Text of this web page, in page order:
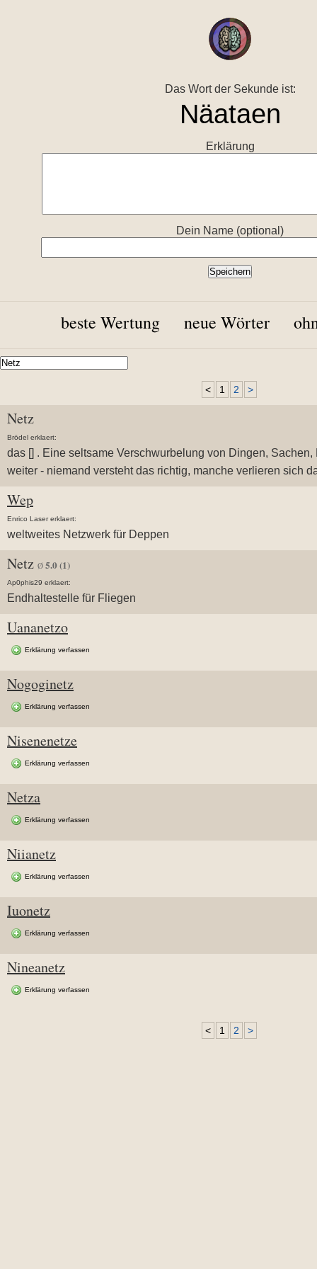
Das Wort der Sekunde ist:
Erklärung
Dein Name (optional)
beste Wertung neue Wörter
< 1 2 >
Netz
Brödel erklaert:
das [] . Eine seltsame Verschwurbelung von Dingen,
weiter - niemand versteht das richtig, manche verlieren sich
Wep
Enrico Laser erklaert:
weltweites Netzwerk für Deppen
Netz Ø 5.0(1)
Ap0phis29 erklaert:
Endhaltestelle für Fliegen
Uananetzo
Erklärung verfassen
Nogoginetz
Erklärung verfassen
Nisenenetze
Erklärung verfassen
Netza
Erklärung verfassen
Niianetz
Erklärung verfassen
Iuonetz
Erklärung verfassen
Nineanetz
Erklärung verfassen
< 1 2 >